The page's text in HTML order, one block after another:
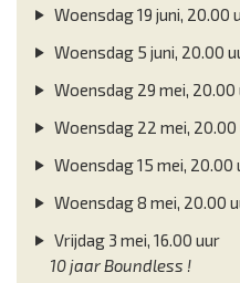
Woensdag 19 juni, 20.00
Woensdag 5 juni, 20.00
Woensdag 29 mei, 20.00
Woensdag 22 mei, 20.00
Woensdag 15 mei, 20.00
Woensdag 8 mei, 20.00
Vrijdag 3 mei, 16.00 uur
10 jaar Boundless !